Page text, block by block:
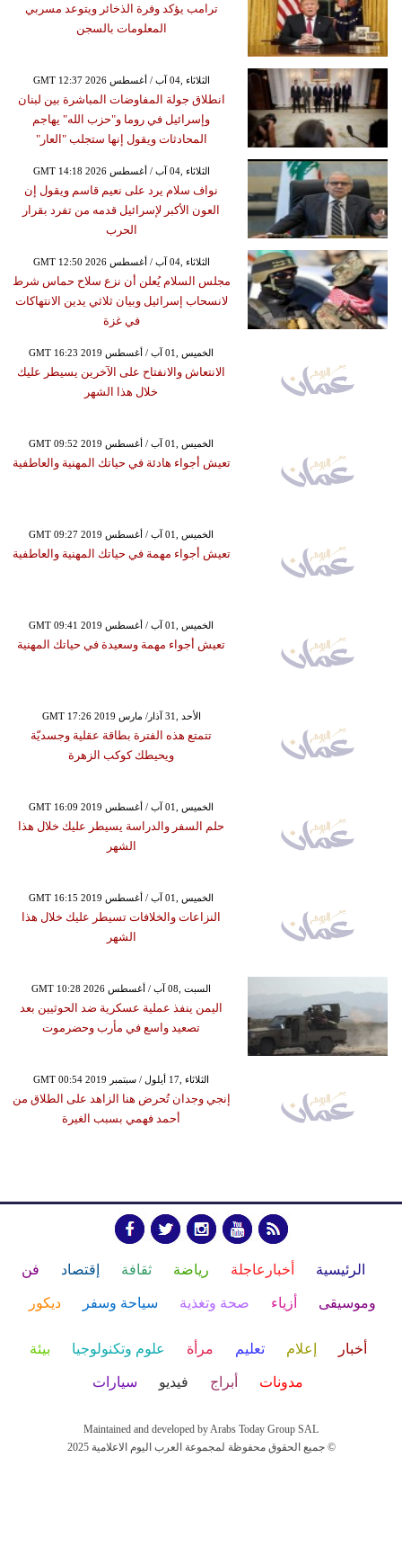
ترامب يؤكد وفرة الذخائر ويتوعد مسربي
المعلومات بالسجن
GMT 12:37 2026 الثلاثاء ,04 آب / أغسطس
انطلاق جولة المفاوضات المباشرة بين لبنان
وإسرائيل في روما و"حزب الله" يهاجم
المحادثات ويقول إنها ستجلب "العار"
GMT 14:18 2026 الثلاثاء ,04 آب / أغسطس
نواف سلام يرد على نعيم قاسم ويقول إن
العون الأكبر لإسرائيل قدمه من تفرد بقرار
الحرب
GMT 12:50 2026 الثلاثاء ,04 آب / أغسطس
مجلس السلام يُعلن أن نزع سلاح حماس شرط
لانسحاب إسرائيل وبيان ثلاثي يدين الانتهاكات
في غزة
GMT 16:23 2019 الخميس ,01 آب / أغسطس
الانتعاش والانفتاح على الآخرين يسيطر عليك
خلال هذا الشهر
GMT 09:52 2019 الخميس ,01 آب / أغسطس
تعيش أجواء هادئة في حياتك المهنية والعاطفية
GMT 09:27 2019 الخميس ,01 آب / أغسطس
تعيش أجواء مهمة في حياتك المهنية والعاطفية
GMT 09:41 2019 الخميس ,01 آب / أغسطس
تعيش أجواء مهمة وسعيدة في حياتك المهنية
GMT 17:26 2019 الأحد ,31 آذار/ مارس
تتمتع هذه الفترة بطاقة عقلية وجسديّة
ويحيطك كوكب الزهرة
GMT 16:09 2019 الخميس ,01 آب / أغسطس
حلم السفر والدراسة يسيطر عليك خلال هذا
الشهر
GMT 16:15 2019 الخميس ,01 آب / أغسطس
النزاعات والخلافات تسيطر عليك خلال هذا
الشهر
GMT 10:28 2026 السبت ,08 آب / أغسطس
اليمن ينفذ عملية عسكرية ضد الحوثيين بعد
تصعيد واسع في مأرب وحضرموت
GMT 00:54 2019 الثلاثاء ,17 أيلول / سبتمبر
إنجي وجدان تُحرض هنا الزاهد على الطلاق من
أحمد فهمي بسبب الغيرة
الرئيسية أخبارعاجلة رياضة ثقافة إقتصاد فن
وموسيقى أزياء صحة وتغذية سياحة وسفر ديكور
أخبار إعلام تعليم مرأة علوم وتكنولوجيا بيئة
مدونات أبراج فيديو سيارات
Maintained and developed by Arabs Today Group SAL
جميع الحقوق محفوظة لمجموعة العرب اليوم الاعلامية 2025 ©